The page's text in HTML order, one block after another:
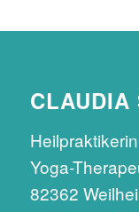
CLAUDIA
Yoga-
82362